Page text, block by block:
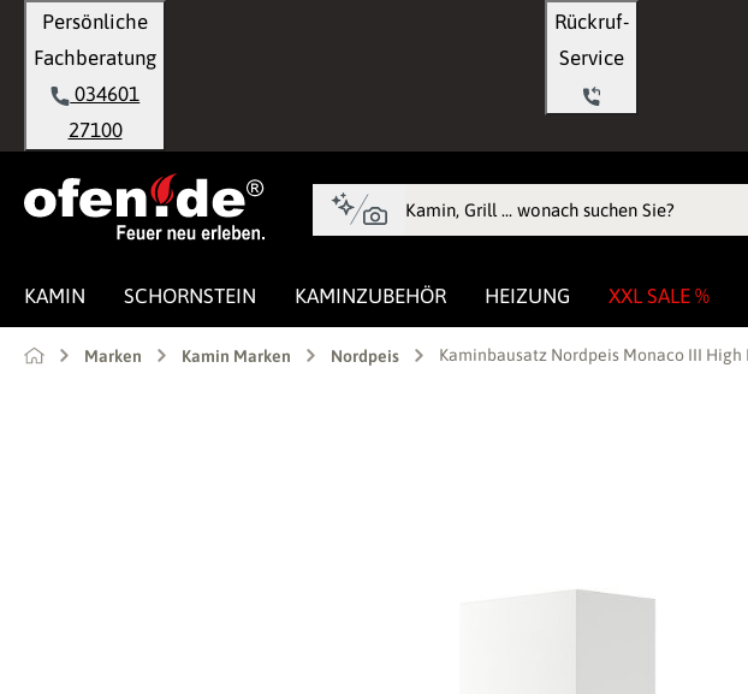
Zur Hauptnavigation springen
Persönliche
Fachberatung
034601
27100
Rückruf-
KAMIN SCHORNSTEIN KAMINZUBEHÖR HEIZUNG XXL SALE %
Marken Kamin Marken Nordpeis Kaminbausatz Nordpeis Monaco III